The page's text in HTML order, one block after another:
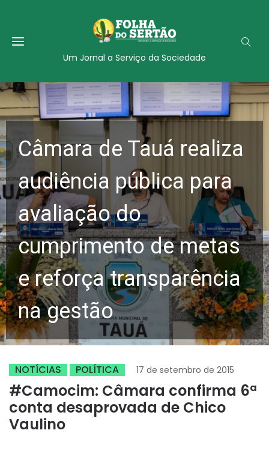
Um Jornal a Serviço da Sociedade
Câmara de Tauá realiza
audiência pública para
avaliação do
cumprimento de metas
e reforça transparência
na gestão
NOTÍCIAS POLÍTICA 17 de setembro de 2015
#Camocim: Câmara confirma 6ª
conta desaprovada de Chico
Vaulino